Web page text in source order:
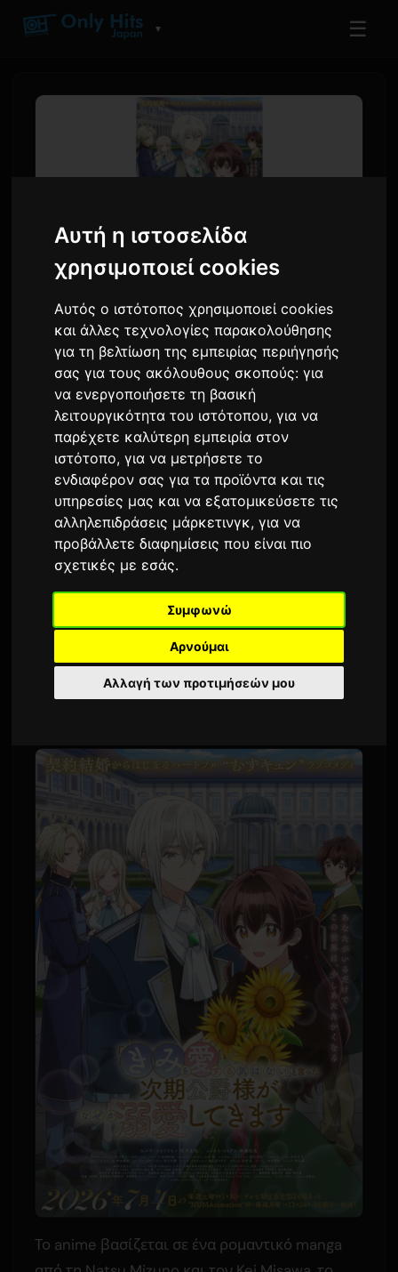
Αυτή η ιστοσελίδα
χρησιμοποιεί cookies
Αυτός ο ιστότοπος χρησιμοποιεί cookies
και άλλες τεχνολογίες παρακολούθησης
για τη βελτίωση της εμπειρίας περιήγησής
σας για τους ακόλουθους σκοπούς:για
να ενεργοποιήσετε τη βασική
λειτουργικότητα του ιστότοπου,για να
παρέχετε καλύτερη εμπειρία στον
ιστότοπο,για να μετρήσετε το
ενδιαφέρον σας για τα προϊόντα και τις
υπηρεσίες μας και να εξατομικεύσετε τις
αλληλεπιδράσεις μάρκετινγκ,για να
προβάλλετε διαφημίσεις που είναι πιο
σχετικές με εσάς.
Συμφωνώ
Αρνούμαι
Αλλαγή των προτιμήσεών μου
▼ ☰
Το anime 'Kimi Ai'
αποκαλύπτει PV,
τραγούδια θέματος και
πρεμιέρα στις 4 Ιουλίου
Από τονSam
3 Ιουνίου 2026
Μεταφρασμένο από τα αγγλικά
2,694 προβολές
Η τηλεοπτική προσαρμογή anime του
δημοφιλούς manga"Kimi wo Aisuru Ki wa Nai"
to Itta Jiki Koushaku-sama ga Naze ka Dekiai
(Kimi Ai) κυκλοφόρησε το κύριο
βίντεο προώθησης και το δεύτερο βασικό
οπτικό. Ανακοινώθηκαν επίσης το τραγούδι
Το anime βασίζεται σε ένα ρομαντικό manga